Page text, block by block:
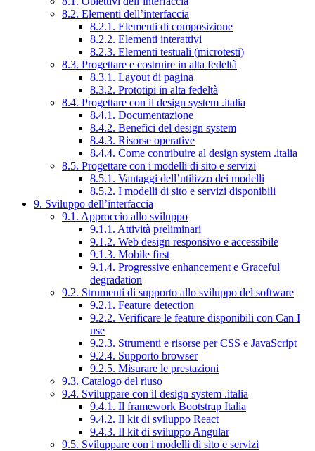
8.2. Elementi dell’interfaccia
8.2.1. Elementi di composizione
8.2.2. Elementi interattivi
8.2.3. Elementi testuali (microtesti)
8.3. Progettare e costruire in alta fedeltà
8.3.1. Layout di pagina
8.3.2. Prototipi in alta fedeltà
8.4. Progettare con il design system .italia
8.4.1. Documentazione
8.4.2. Benefici del design system
8.4.3. Risorse operative
8.4.4. Come contribuire al design system .italia
8.5. Progettare con i modelli di sito e servizi
8.5.1. Vantaggi dell’utilizzo dei modelli
8.5.2. I modelli di sito e servizi disponibili
9. Sviluppo dell’interfaccia
9.1. Approccio allo sviluppo
9.1.1. Attività preliminari
9.1.2. Web design responsivo e accessibile
9.1.3. Mobile first
9.1.4. Progressive enhancement e Graceful
degradation
9.2. Strumenti di supporto allo sviluppo del software
9.2.1. Feature detection
9.2.2. Verificare le feature disponibili con Can I
use
9.2.3. Strumenti e risorse per CSS e JavaScript
9.2.4. Supporto browser
9.2.5. Misurare le prestazioni
9.3. Catalogo del riuso
9.4. Sviluppare con il design system .italia
9.4.1. Il framework Bootstrap Italia
9.4.2. Il kit di sviluppo React
9.4.3. Il kit di sviluppo Angular
9.5. Sviluppare con i modelli di sito e servizi